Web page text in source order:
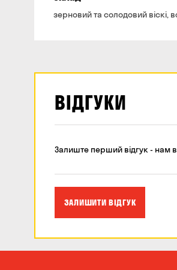
зерновий та солодовий
ВІДГУКИ
Залиште перший відгук - нам
ЗАЛИШИТИ ВІДГУК